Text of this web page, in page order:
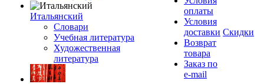
Итальянский
Словари
Учебная литература
Художественная
литература
оплаты
Условия
доставки
Возврат
товара
Заказ по
e-mail
Скидки